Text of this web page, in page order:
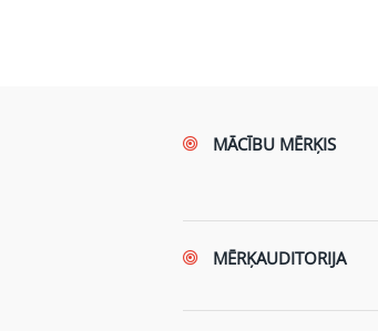
MĀCĪBU MĒRĶIS
MĒRĶAUDITORIJA